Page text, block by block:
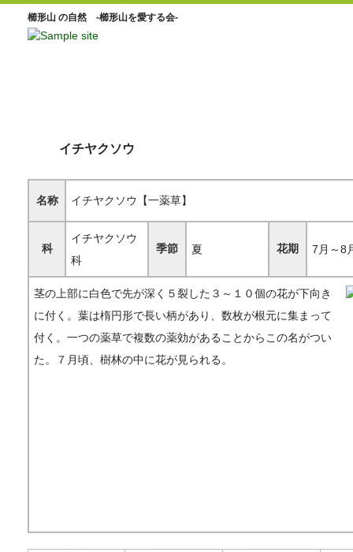
櫛形山 の自然 -櫛形山を愛する会-
イチヤクソウ
名称 イチヤクソウ【一薬草】
科
イチヤクソウ
科
季節 夏 花期 7月～8
茎の上部に白色で先が深く５裂した３～１０個の花が下向き
に付く。葉は楕円形で長い柄があり、数枚が根元に集まって
付く。一つの薬草で複数の薬効があることからこの名がつい
た。７月頃、樹林の中に花が見られる。